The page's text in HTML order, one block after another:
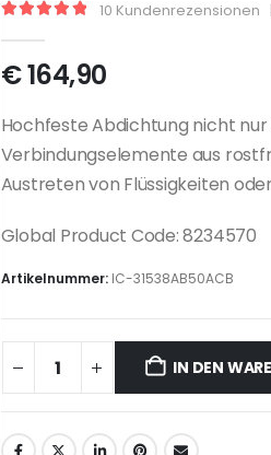
10 Kundenrezensionen
€164,90
Hochfeste Abdichtung nicht
Verbindungselemente aus
Austreten von Flüssigkeiten
Global Product Code: 8234570
Artikelnummer: IC-31538AB50ACB
IN DEN